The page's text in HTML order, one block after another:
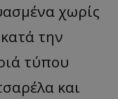
χωρίς
την
τύπου
και